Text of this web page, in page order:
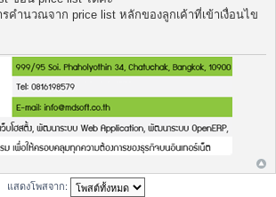
คำนวณจาก price list หลักของลูกเค้าที่เข้าเงื่อนไข
แสดงโพสจาก: